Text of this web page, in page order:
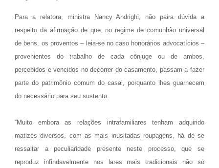
Para a relatora, ministra Nancy Andrighi, não paira dúvida a
respeito da afirmação de que, no regime de comunhão universal
de bens, os proventos – leia-se no caso honorários advocatícios –
provenientes do trabalho de cada cônjuge ou de ambos,
percebidos e vencidos no decorrer do casamento, passam a fazer
parte do patrimônio comum do casal, porquanto lhes guarnecem
do necessário para seu sustento.
“Muito embora as relações intrafamiliares tenham adquirido
matizes diversos, com as mais inusitadas roupagens, há de se
ressaltar a peculiaridade presente neste processo, que se
reproduz infindavelmente nos lares mais tradicionais não só